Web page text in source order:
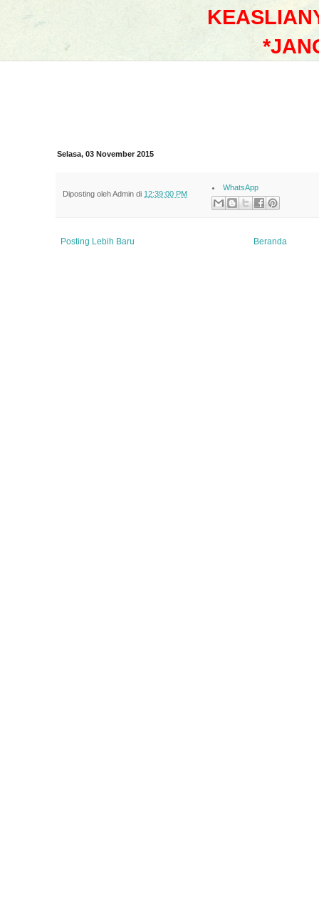
Selasa, 03 November 2015
Diposting olehAdmin di 12:39:00 PM
WhatsApp
Posting Lebih Baru Beranda